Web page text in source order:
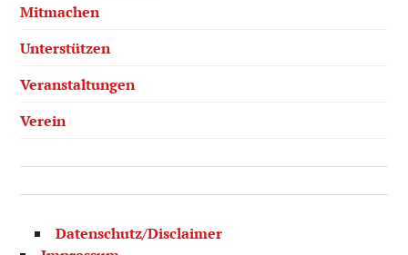
Mitmachen
Unterstützen
Veranstaltungen
Verein
Datenschutz/Disclaimer